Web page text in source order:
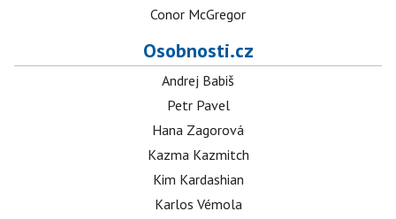
Conor McGregor
Osobnosti.cz
Andrej Babiš
Petr Pavel
Hana Zagorová
Kazma Kazmitch
Kim Kardashian
Karlos Vémola